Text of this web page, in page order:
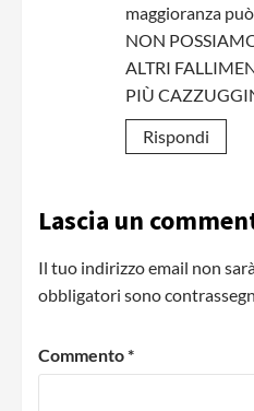
maggioranza
NON
ALTRI
PIÙ
Rispondi
Lascia un
Il tuo indirizzo email non
obbligatori sono
Commento*